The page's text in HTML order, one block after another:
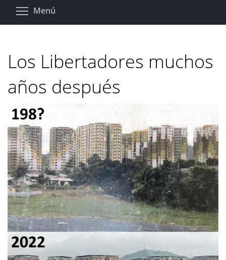
Pasar
Menú
Los Libertadores muchos
años después